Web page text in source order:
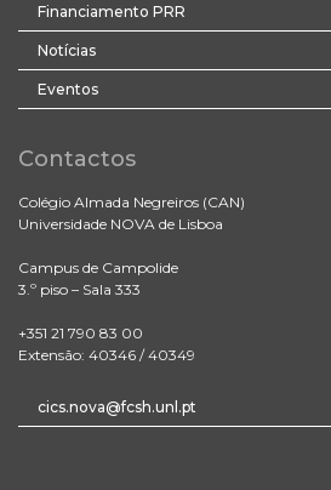
Financiamento PRR
Notícias
Eventos
Contactos
Colégio Almada Negreiros (CAN)
Universidade NOVA de Lisboa
Campus de Campolide
3.º piso – Sala 333
+351 21 790 83 00
Extensão: 40346 / 40349
cics.nova@fcsh.unl.pt